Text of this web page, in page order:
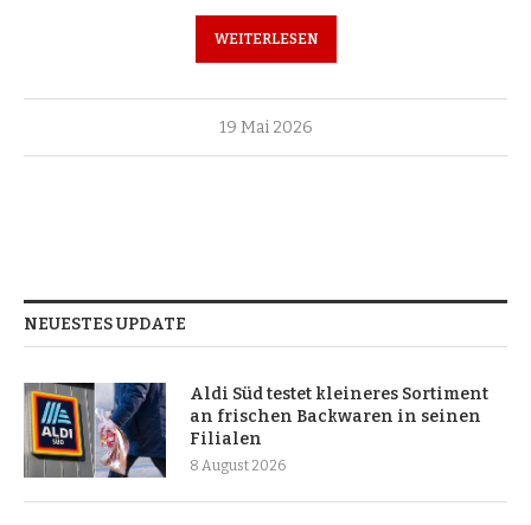
WEITERLESEN
19 Mai 2026
NEUESTES UPDATE
Aldi Süd testet kleineres Sortiment
an frischen Backwaren in seinen
Filialen
8 August 2026